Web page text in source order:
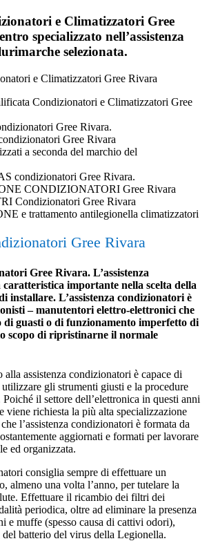
e Climatizzatori Gree
specializzato nell’assistenza
selezionata.
Condizionatori e Climatizzatori Gree
Gree Rivara.
Gree Rivara
a seconda del marchio del
condizionatori Gree Rivara.
CONDIZIONATORI Gree Rivara
Condizionatori Gree Rivara
e trattamento antilegionella climatizzatori
Gree Rivara
Gree Rivara. L’assistenza
importante nella scelta della
installare. L’assistenza condizionatori è
– manutentori elettro-elettronici che
di guasti o di funzionamento imperfetto di
scopo di ripristinarne il normale
alla assistenza condizionatori è capace di
gli strumenti giusti e la procedure
il settore dell’elettronica in questi anni
viene richiesta la più alta specializzazione
l’assistenza condizionatori è formata da
aggiornati e formati per lavorare
ed organizzata.
consiglia sempre di effettuare un
almeno una volta l’anno, per tutelare la
Effettuare il ricambio dei filtri dei
periodica, oltre ad eliminare la presenza
e muffe (spesso causa di cattivi odori),
batterio del virus della Legionella.